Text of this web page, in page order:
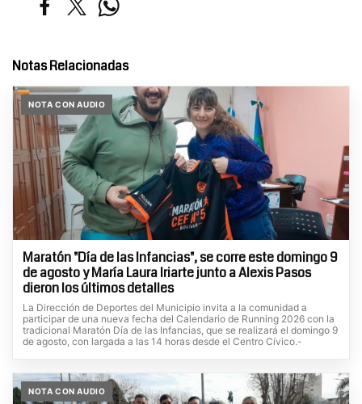
Notas Relacionadas
NOTA CON AUDIO
Maratón "Día de las Infancias", se corre este domingo 9
de agosto y María Laura Iriarte junto a Alexis Pasos
dieron los últimos detalles
La Dirección de Deportes del Municipio invita a la comunidad a
participar de una nueva fecha del Calendario de Running 2026 con la
tradicional Maratón Día de las Infancias, que se realizará el domingo 9
de agosto, con largada a las 14 horas desde el Centro Cívico.-
NOTA CON AUDIO